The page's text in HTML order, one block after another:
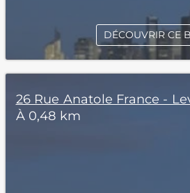
DÉCOUVRIR CE
26 Rue Anatole France -
À 0,48 km